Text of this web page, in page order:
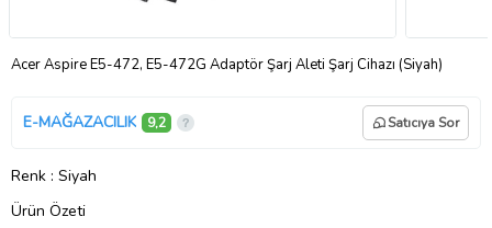
Acer Aspire E5-472, E5-472G Adaptör Şarj Aleti Şarj Cihazı (Siyah)
E-MAĞAZACILIK 9,2 Satıcıya Sor
Renk : Siyah
Ürün Özeti